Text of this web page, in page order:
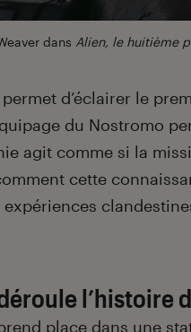
dans Alien, le huitième
d’éclairer le
du Nostromo
agit comme si la
cette
l’histoire
place dans une